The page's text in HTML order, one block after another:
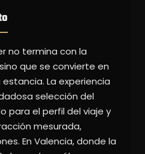
no termina con la
que se convierte en
La experiencia
selección del
para el perfil del viaje y
mesurada,
En Valencia, donde la